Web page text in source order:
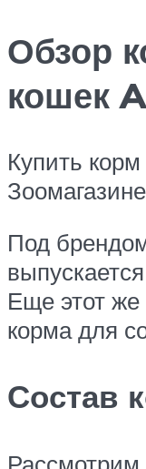
Обзор
кошек
Купить
Под
Еще этот же
корма для
Состав